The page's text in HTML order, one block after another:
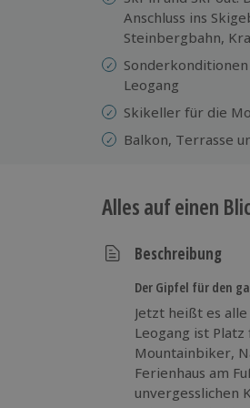
Anschluss ins
Steinbergbahn,
Leogang
Skikeller für die
Balkon, Terrasse
Alles auf einen
Beschreibung
Der Gipfel für den
Jetzt heißt es
Leogang ist Platz
Mountainbiker,
Ferienhaus am
unvergesslichen